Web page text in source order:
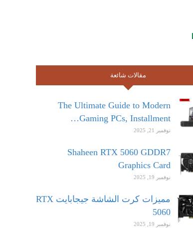
مقالات شائعة
The Ultimate Guide to Modern
Gaming PCs, Installment…
نوفمبر 21, 2025
Shaheen RTX 5060 GDDR7
Graphics Card
نوفمبر 19, 2025
مميزات كرت الشاشة جيجابايت RTX
5060
نوفمبر 19, 2025